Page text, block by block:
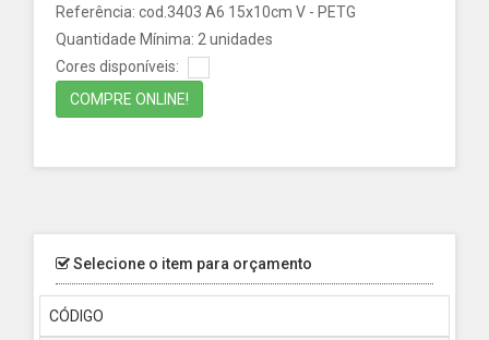
Referência: cod.3403 A6 15x10cm V - PETG
Quantidade Mínima: 2 unidades
Cores disponíveis:
COMPRE ONLINE!
Selecione o item para orçamento
CÓDIGO